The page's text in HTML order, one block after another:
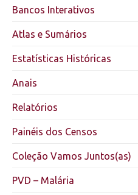
Bancos Interativos
Atlas e Sumários
Estatísticas Históricas
Anais
Relatórios
Painéis dos Censos
Coleção Vamos Juntos(as)
PVD – Malária